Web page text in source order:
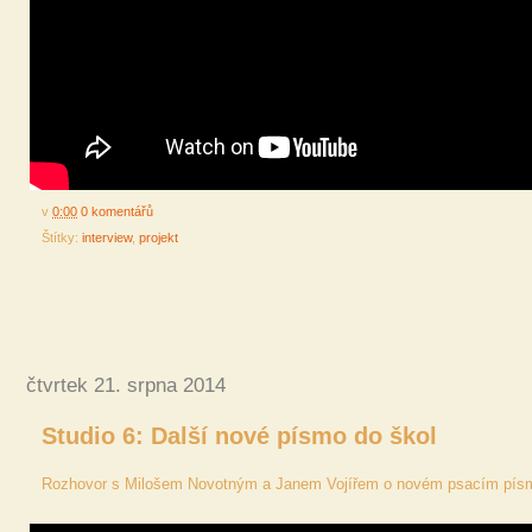
v 0:00 0 komentářů
Štítky: interview, projekt
čtvrtek 21. srpna 2014
Studio 6: Další nové písmo do škol
Rozhovor s Milošem Novotným a Janem Vojířem o novém psacím